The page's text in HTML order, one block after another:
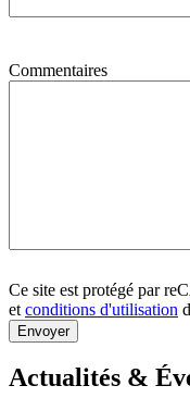
Commentaires
Ce site est protégé par
et conditions d'utilisation
Envoyer
Actualités &